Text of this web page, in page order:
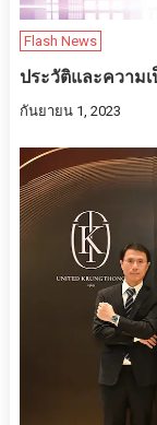
Flash News
ประวัติและความเ
กันยายน 1, 2023